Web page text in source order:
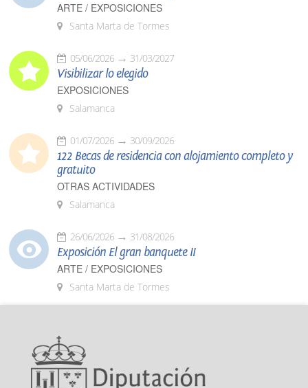
ARTE / EXPOSICIONES
Santa Marta de Tormes
05/06/2026 31/03/2027
Visibilizar lo elegido
EXPOSICIONES
Salamanca
01/07/2026 30/09/2026
122 Becas de residencia con alojamiento completo y
gratuito
OTRAS ACTIVIDADES
Salamanca
26/06/2026 31/08/2026
Exposición El gran banquete II
ARTE / EXPOSICIONES
Santa Marta de Tormes